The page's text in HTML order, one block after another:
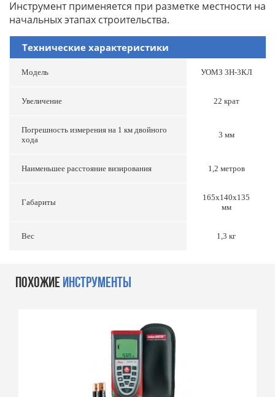
Инструмент применяется при разметке местности на
начальных этапах строительства.
Технические характеристики
Модель УОМЗ 3Н-3КЛ
Увеличение 22 крат
Погрешность измерения на 1 км двойного
хода
3 мм
Наименьшее расстояние визирования 1,2 метров
Габариты
165х140х135
мм
Вес 1,3 кг
ПОХОЖИЕ ИНСТРУМЕНТЫ